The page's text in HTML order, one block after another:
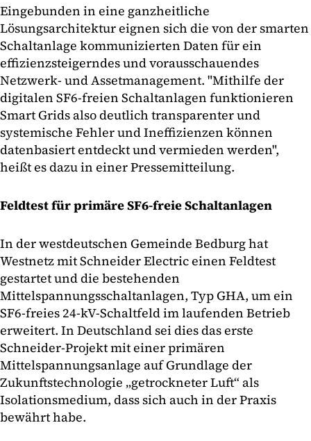
Eingebunden in eine ganzheitliche
Lösungsarchitektur eignen sich die von der smarten
Schaltanlage kommunizierten Daten für ein
effizienzsteigerndes und vorausschauendes
Netzwerk- und Assetmanagement. "Mithilfe der
digitalen SF6-freien Schaltanlagen funktionieren
Smart Grids also deutlich transparenter und
systemische Fehler und Ineffizienzen können
datenbasiert entdeckt und vermieden werden",
heißt es dazu in einer Pressemitteilung.
Feldtest für primäre SF6-freie Schaltanlagen
In der westdeutschen Gemeinde Bedburg hat
Westnetz mit Schneider Electric einen Feldtest
gestartet und die bestehenden
Mittelspannungsschaltanlagen, Typ GHA, um ein
SF6-freies 24-kV-Schaltfeld im laufenden Betrieb
erweitert. In Deutschland sei dies das erste
Schneider-Projekt mit einer primären
Mittelspannungsanlage auf Grundlage der
Zukunftstechnologie „getrockneter Luft“ als
Isolationsmedium, dass sich auch in der Praxis
bewährt habe.